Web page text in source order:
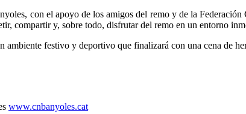
con el apoyo de los amigos del remo y de la
compartir y, sobre todo, disfrutar del remo en un entorno
ambiente festivo y deportivo que finalizará con una cena de
www.cnbanyoles.cat